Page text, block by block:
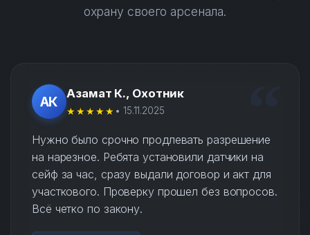
охрану своего арсенала.
АК
Азамат К., Охотник
★★★★★ • 15.11.2025
Нужно было срочно продлевать разрешение
на нарезное. Ребята установили датчики на
сейф за час, сразу выдали договор и акт для
участкового. Проверку прошел без вопросов.
Всё четко по закону.